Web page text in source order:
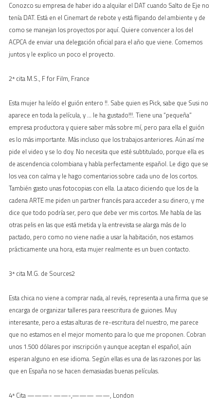
Conozco su empresa de haber ido a alquilar el DAT cuando Salto de Eje no
tenía DAT. Está en el Cinemart de rebote y está flipando del ambiente y de
como se manejan los proyectos por aquí. Quiere convencer a los del
ACPCA de enviar una delegación oficial para el año que viene. Comemos
juntos y le explico un poco el proyecto.
2ª cita M.S., F for Film, France
Esta mujer ha leído el guión entero !!. Sabe quien es Pick, sabe que Susi no
aparece en toda la película, y … le ha gustado!!!. Tiene una “pequeña”
empresa productora y quiere saber más sobre mí, pero para ella el guión
es lo más importante. Más incluso que los trabajos anteriores. Aún así me
pide el video y se lo doy. No necesita que esté subtitulado, porque ella es
de ascendencia colombiana y habla perfectamente español. Le digo que se
los vea con calma y le hago comentarios sobre cada uno de los cortos.
También gasto unas fotocopias con ella. La ataco diciendo que los de la
cadena ARTE me piden un partner francés para acceder a su dinero, y me
dice que todo podría ser, pero que debe ver mis cortos. Me habla de las
otras pelis en las que está metida y la entrevista se alarga más de lo
pactado, pero como no viene nadie a usar la habitación, nos estamos
prácticamente una hora, esta mujer realmente es un buen contacto.
3ª cita M.G. de Sources2
Esta chica no viene a comprar nada, al revés, representa a una firma que se
encarga de organizar talleres para reescritura de guiones. Muy
interesante, pero a estas alturas de re-escritura del nuestro, me parece
que no estamos en el mejor momento para lo que me proponen. Cobran
unos 1.500 dólares por inscripción y aunque aceptan el español, aún
esperan alguno en ese idioma. Según ellas es una de las razones por las
que en España no se hacen demasiadas buenas películas.
4ª Cita ———- ——-,——— ——, London